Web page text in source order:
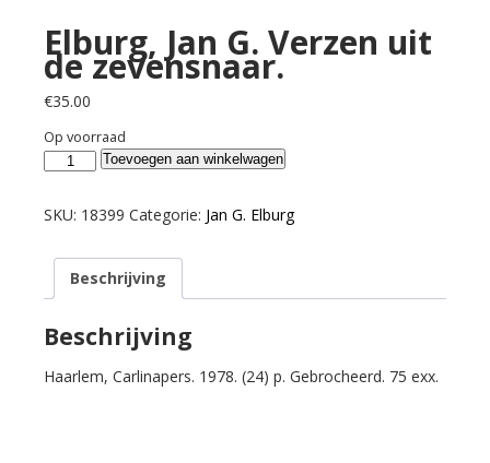
Elburg, Jan G. Verzen uit
de zevensnaar.
€35.00
Op voorraad
Elburg,
G.
uit
zevensnaar.
aantal
Toevoegen aan winkelwagen
SKU: 18399 Categorie: Jan G. Elburg
Beschrijving
Beschrijving
Haarlem, Carlinapers. 1978. (24) p. Gebrocheerd. 75 exx.